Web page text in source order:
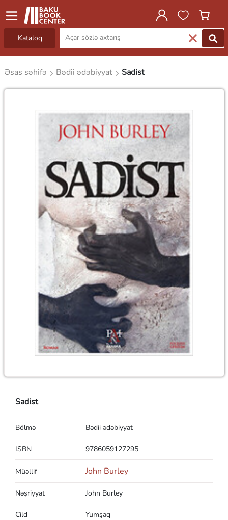
Kataloq
Əsas səhifə Bədii ədəbiyyat Sadist
Sadist
Bölmə Bədii ədəbiyyat
ISBN 9786059127295
Müəllif John Burley
Nəşriyyat John Burley
Cild Yumşaq